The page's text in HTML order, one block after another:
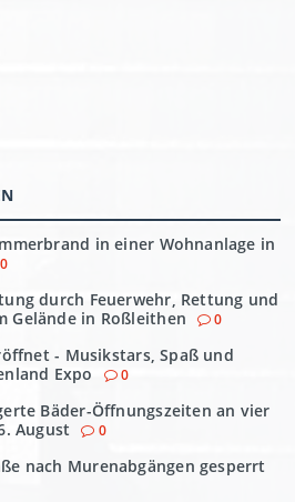
in einer Wohnanlage in
0
durch Feuerwehr, Rettung und
Gelände in Roßleithen
0
- Musikstars, Spaß und
Expo
0
Bäder-Öffnungszeiten an vier
August
0
nach Murenabgängen gesperrt